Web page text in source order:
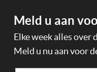
Meld u aan
Elke week alles
Meld u nu aan voor